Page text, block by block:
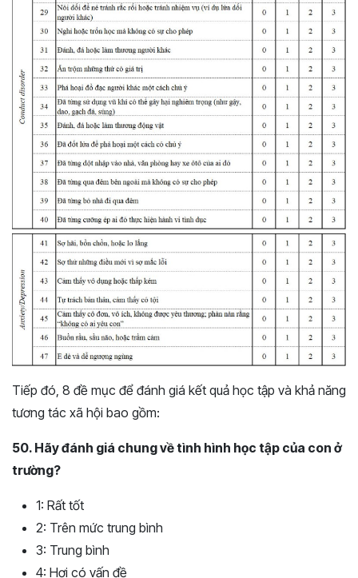
Tiếp đó, 8 đề mục để đánh giá kết quả học tập và khả năng
tương tác xã hội bao gồm:
50. Hãy đánh giá chung về tình hình học tập của con ở
trường?
1: Rất tốt
2: Trên mức trung bình
3: Trung bình
4: Hơi có vấn đề